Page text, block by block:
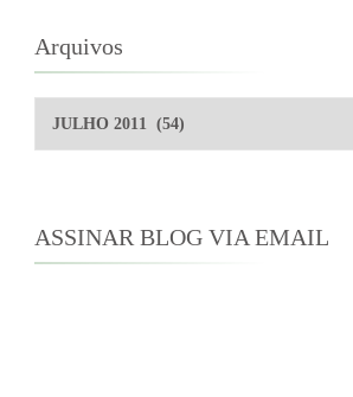
posts
Arquivos
Arquivos
ASSINAR BLOG VIA EMAIL